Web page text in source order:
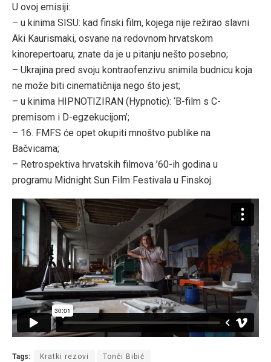
U ovoj emisiji:
– u kinima SISU: kad finski film, kojega nije režirao slavni
Aki Kaurismaki, osvane na redovnom hrvatskom
kinorepertoaru, znate da je u pitanju nešto posebno;
– Ukrajina pred svoju kontraofenzivu snimila budnicu koja
ne može biti cinematičnija nego što jest;
– u kinima HIPNOTIZIRAN (Hypnotic): ‘B-film s C-
premisom i D-egzekucijom’;
– 16. FMFS će opet okupiti mnoštvo publike na
Bačvicama;
– Retrospektiva hrvatskih filmova ’60-ih godina u
programu Midnight Sun Film Festivala u Finskoj.
Tags: Kratki rezovi Tonči Bibić